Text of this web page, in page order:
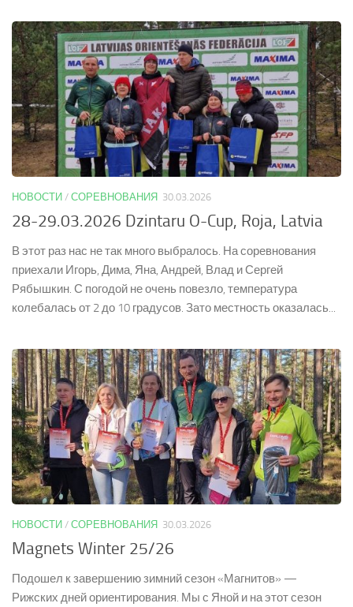
НОВОСТИ / СОРЕВНОВАНИЯ 30.03.2026
28-29.03.2026 Dzintaru O-Cup, Roja, Latvia
В этот раз нас не так много выбралось. На соревнования
приехали Игорь, Дима, Яна, Андрей, Влад и Сергей
Рябышкин. С погодой не очень повезло, температура
колебалась от 2 до 10 градусов. Зато местность оказалась...
НОВОСТИ / СОРЕВНОВАНИЯ 30.03.2026
Magnets Winter 25/26
Подошел к завершению зимний сезон «Магнитов» —
Рижских дней ориентирования. Мы с Яной и на этот сезон